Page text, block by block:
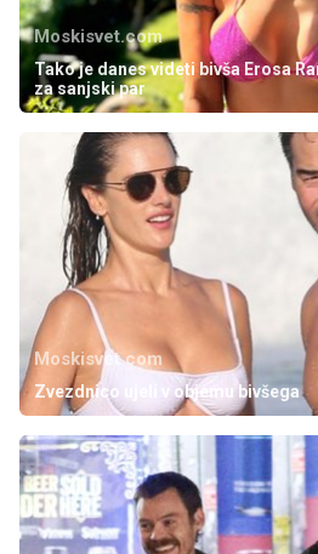
Moskisvet.com
Tako je danes videti bivša Erosa
za sanjski par
Moskisvet.com
Zvezdnico ujeli v objemu bivšega